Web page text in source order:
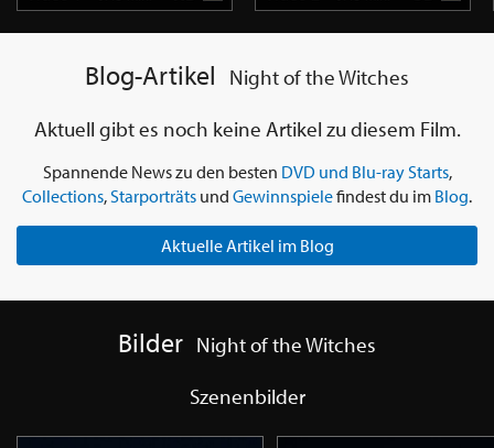
Blog-Artikel
Night of the Witches
Aktuell gibt es noch keine Artikel zu diesem Film.
Spannende News zu den besten DVD und Blu-ray Starts,
Collections, Starporträts und Gewinnspielefindest du im Blog.
Aktuelle Artikel im Blog
Bilder Night of the Witches
Szenenbilder